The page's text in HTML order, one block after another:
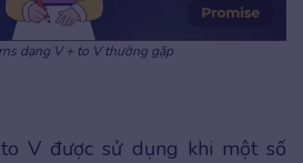
dạng V + to V thường gặp
V được sử dụng khi một số